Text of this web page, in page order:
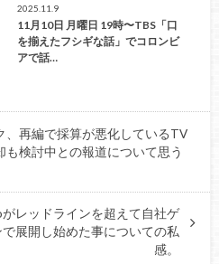
2025.11.9
11月10日 月曜日 19時〜TBS「口
を揃えたフシギな話」でコロンビ
アで話…
、再編で採算が悪化しているTV
検討中との報道について思う
レッドラインを超えて自社ゲ
展開し始めた事についての私
感。